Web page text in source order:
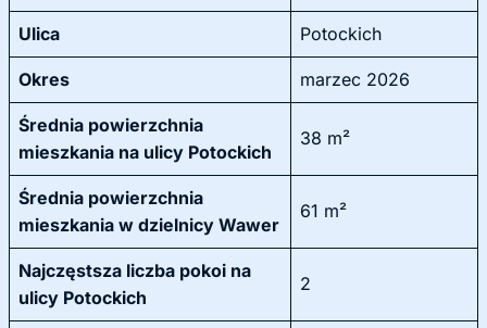
Ulica Potockich
Okres marzec 2026
Średnia powierzchnia
mieszkania na ulicy Potockich
38 m²
Średnia powierzchnia
mieszkania w dzielnicy Wawer
61 m²
Najczęstsza liczba pokoi na
ulicy Potockich
2